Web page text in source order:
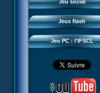
Jeu social
Jeux flash
Sector 2 Escape
Jeu PC : l'IFSCL
Téléchargements
Réseau IFSCL